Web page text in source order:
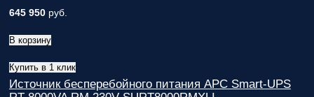
645 950 руб.
В корзину
Купить в 1 клик
Источник бесперебойного питания APC Smart-UPS